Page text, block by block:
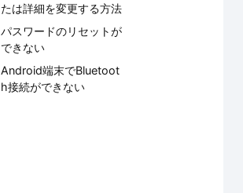
たは詳細を変更する方法
パスワードのリセットが
できない
Android端末でBluetoot
h接続ができない